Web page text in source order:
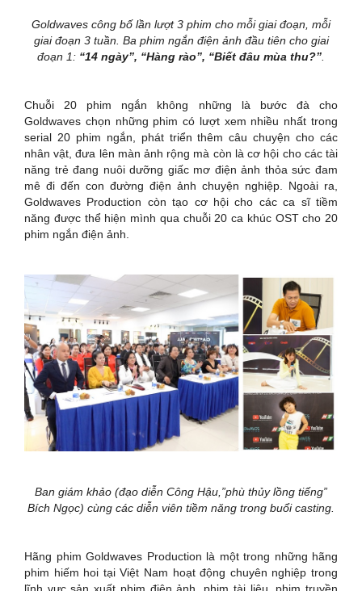
Goldwaves công bốlần lượt3 phim cho mỗi giai đoạn, mỗi
giai đoạn 3 tuần. Ba phim ngắn điện ảnh đầu tiên cho giai
đoạn 1: “14 ngày”, “Hàng rào”, “Biết đâu mùa thu?”.
Chuỗi 20 phim ngắn không những là bước đà cho
Goldwaves chọn những phim có lượt xem nhiều nhất trong
serial 20 phim ngắn, phát triển thêm câu chuyện cho các
nhân vật, đưa lên màn ảnh rộng mà còn là cơ hội cho các tài
năng trẻ đang nuôi dưỡng giấc mơ điện ảnh thỏa sức đam
mê đi đến con đường điện ảnh chuyện nghiệp. Ngoài ra,
Goldwaves Production còn tạo cơ hội cho các ca sĩ tiềm
năng được thể hiện mình qua chuỗi 20 ca khúc OST cho 20
phim ngắn điện ảnh.
Ban giám khảo (đạo diễn Công Hậu,”phù thủy lồng tiếng”
Bích Ngọc) cùng các diễn viên tiềm năng trong buổi casting.
Hãng phim Goldwaves Production là một trong những hãng
phim hiếm hoi tại Việt Nam hoạt động chuyên nghiệp trong
lĩnh vực sản xuất phim điện ảnh, phim tài liệu, phim truyền